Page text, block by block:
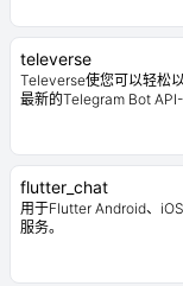
televerse
Televerse使您可以轻松
最新的Telegram Bot API-
flutter_chat
用于Flutter Android、
服务。